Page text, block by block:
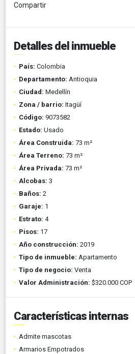
Compartir
Detalles del inmueble
País: Colombia
Departamento: Antioquia
Ciudad: Medellín
Zona / barrio: Itagüí
Código: 9073582
Estado: Usado
Área Construida: 73 m²
Área Terreno: 73 m²
Área Privada: 73 m²
Alcobas: 3
Baños: 2
Garaje: 1
Estrato: 4
Pisos: 17
Año construcción: 2019
Tipo de inmueble: Apartamento
Tipo de negocio: Venta
Valor Administración: $320.000 COP
Características internas
Admite mascotas
Armarios Empotrados